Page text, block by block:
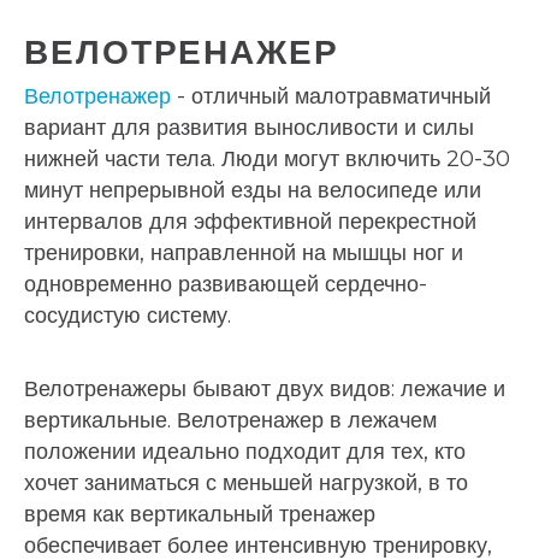
ВЕЛОТРЕНАЖЕР
Велотренажер - отличный малотравматичный
вариант для развития выносливости и силы
нижней части тела. Люди могут включить 20-30
минут непрерывной езды на велосипеде или
интервалов для эффективной перекрестной
тренировки, направленной на мышцы ног и
одновременно развивающей сердечно-
сосудистую систему.
Велотренажеры бывают двух видов: лежачие и
вертикальные. Велотренажер в лежачем
положении идеально подходит для тех, кто
хочет заниматься с меньшей нагрузкой, в то
время как вертикальный тренажер
обеспечивает более интенсивную тренировку,